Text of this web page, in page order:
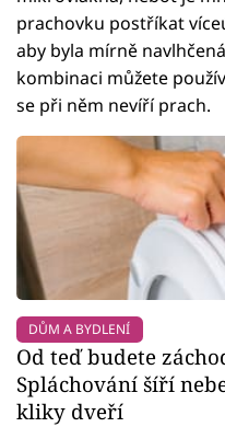
prachovku postříkat
aby byla mírně
kombinaci můžete
se při něm nevíří prach.
DŮM A BYDLENÍ
Od teď budete
Spláchování šíří
kliky dveří